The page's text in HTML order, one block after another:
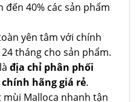
40% các sản phẩm
yên tâm với chính
tháng cho sản phẩm.
địa chỉ phân phối
hãng giá rẻ.
Malloca nhanh tận